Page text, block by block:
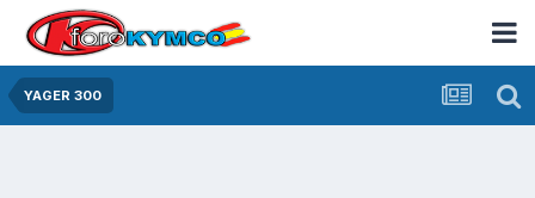
YAGER 300